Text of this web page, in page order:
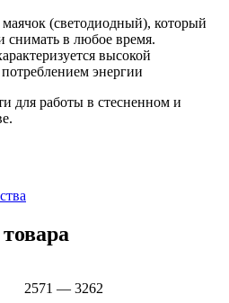
(светодиодный), который
снимать в любое время.
высокой
энергии
для работы в стесненном и
2571 — 3262